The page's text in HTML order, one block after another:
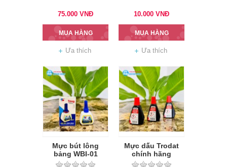
75.000 VNĐ
MUA HÀNG
Ưa thích
10.000 VNĐ
MUA HÀNG
Ưa thích
Mực bút lông
bảng WBI-01
Mực dấu Trodat
chính hãng